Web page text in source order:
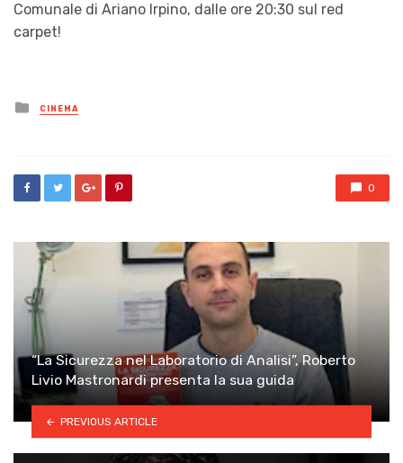
Comunale di Ariano Irpino, dalle ore 20:30 sul red
carpet!
Posted
in
CINEMA
0
“La Sicurezza nel Laboratorio di Analisi”, Roberto
Livio Mastronardi presenta la sua guida
PREVIOUS ARTICLE